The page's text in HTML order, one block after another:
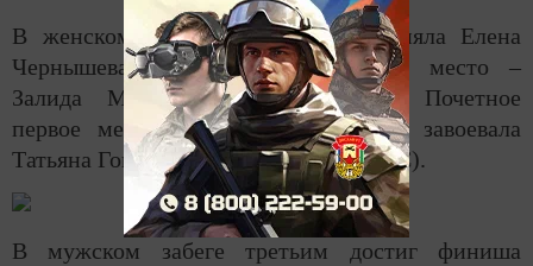
В женском забеге третье место заняла Елена
Чернышева (Комплекс 52). Второе место –
Залида Мингазова (Малая Елга). Почетное
первое место и звание победителя завоевала
Татьяна Гончарова (Лаишевский РУЭС).
В мужском забеге третьим достиг финиша